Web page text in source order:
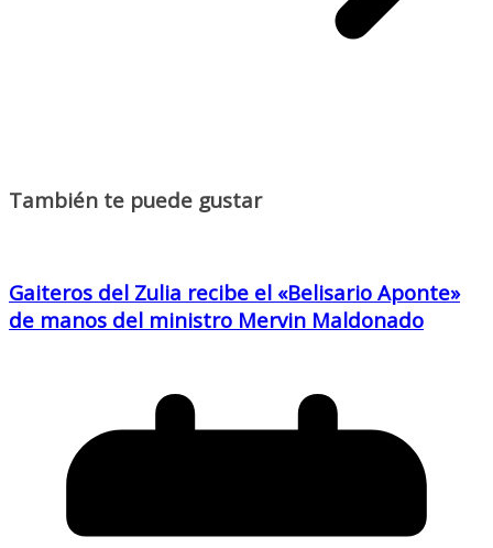
También te puede gustar
Gaiteros del Zulia recibe el «Belisario Aponte»
de manos del ministro Mervin Maldonado